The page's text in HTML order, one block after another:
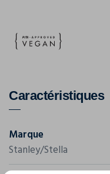
Caractéristiques
Marque
Stanley/Stella